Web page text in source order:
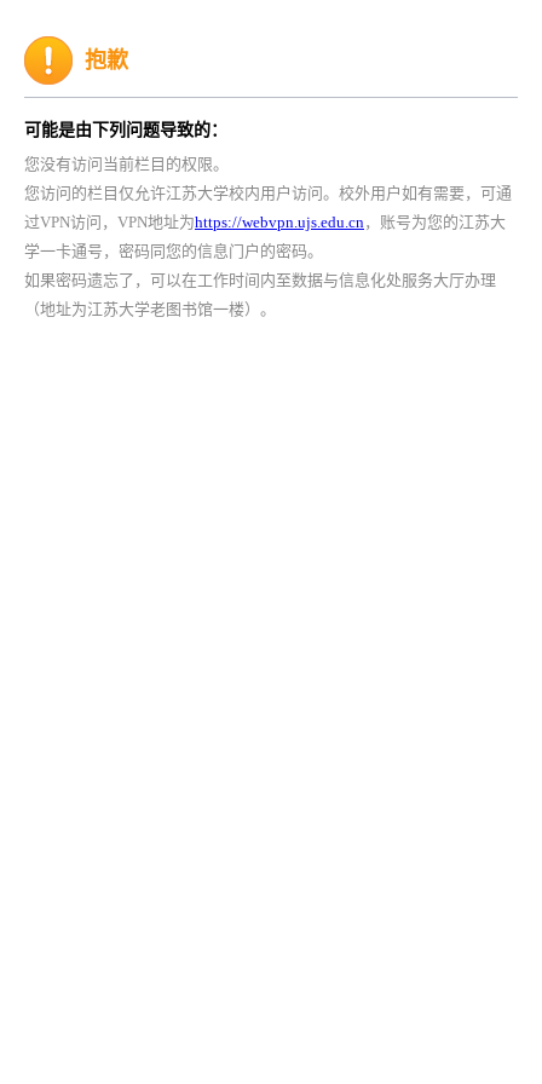
抱歉
可能是由下列问题导致的：
您没有访问当前栏目的权限。
您访问的栏目仅允许江苏大学校内用户访问。校外用户如有需要，可通
过VPN访问，VPN地址为https://webvpn.ujs.edu.cn，账号为您的江苏大
学一卡通号，密码同您的信息门户的密码。
如果密码遗忘了，可以在工作时间内至数据与信息化处服务大厅办理
（地址为江苏大学老图书馆一楼）。